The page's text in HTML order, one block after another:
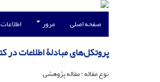
صفحه اصلی مرور
پروتکل‌های مبادلۀ اطلاعات در
نوع مقاله : مقاله پژوهشی